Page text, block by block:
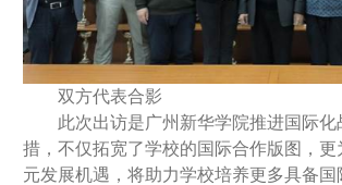
双方代表合影
此次出访是广州新华学院推进国际化
措，不仅拓宽了学校的国际合作版图，更
元发展机遇，将助力学校培养更多具备国